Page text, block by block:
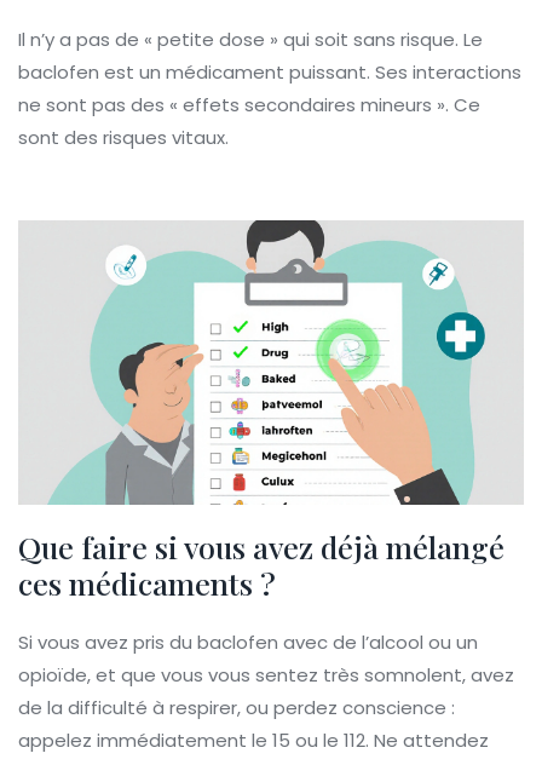
Il n’y a pas de « petite dose » qui soit sans risque. Le
baclofen est un médicament puissant. Ses interactions
ne sont pas des « effets secondaires mineurs ». Ce
sont des risques vitaux.
Que faire si vous avez déjà mélangé
ces médicaments ?
Si vous avez pris du baclofen avec de l’alcool ou un
opioïde, et que vous vous sentez très somnolent, avez
de la difficulté à respirer, ou perdez conscience :
appelez immédiatement le 15 ou le 112. Ne attendez